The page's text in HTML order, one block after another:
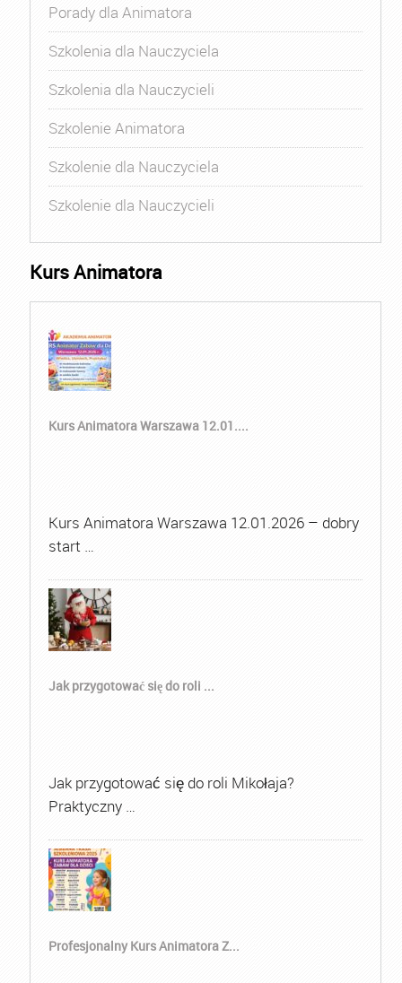
Porady dla Animatora
Szkolenia dla Nauczyciela
Szkolenia dla Nauczycieli
Szkolenie Animatora
Szkolenie dla Nauczyciela
Szkolenie dla Nauczycieli
Kurs Animatora
Kurs Animatora Warszawa 12.01....
Kurs Animatora Warszawa 12.01.2026 – dobry
start …
Jak przygotować się do roli ...
Jak przygotować się do roli Mikołaja?
Praktyczny …
Profesjonalny Kurs Animatora Z...